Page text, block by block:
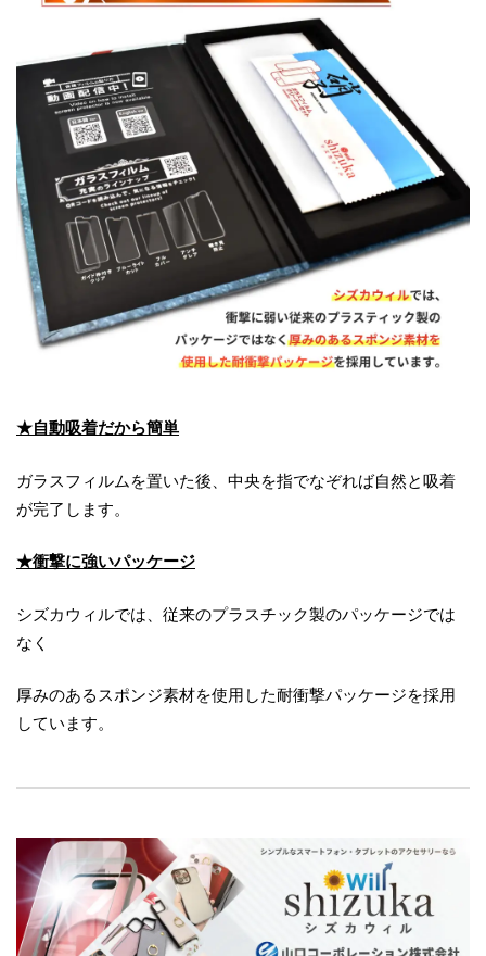
★自動吸着だから簡単
ガラスフィルムを置いた後、中央を指でなぞれば自然と吸着
が完了します。
★衝撃に強いパッケージ
シズカウィルでは、従来のプラスチック製のパッケージでは
なく
厚みのあるスポンジ素材を使用した耐衝撃パッケージを採用
しています。